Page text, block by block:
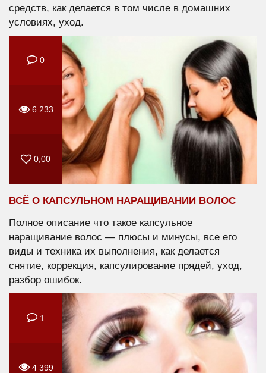
средств, как делается в том числе в домашних
условиях, уход.
0
6 233
0,00
ВСЁ О КАПСУЛЬНОМ НАРАЩИВАНИИ ВОЛОС
Полное описание что такое капсульное
наращивание волос — плюсы и минусы, все его
виды и техника их выполнения, как делается
снятие, коррекция, капсулирование прядей, уход,
разбор ошибок.
1
4 399